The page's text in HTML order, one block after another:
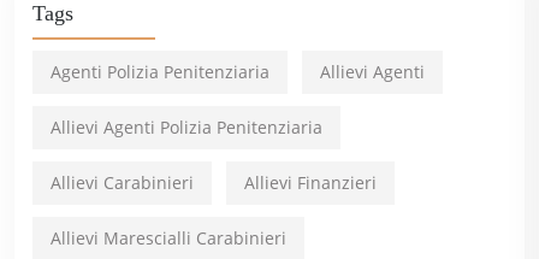
Tags
Agenti Polizia Penitenziaria Allievi Agenti
Allievi Agenti Polizia Penitenziaria
Allievi Carabinieri Allievi Finanzieri
Allievi Marescialli Carabinieri